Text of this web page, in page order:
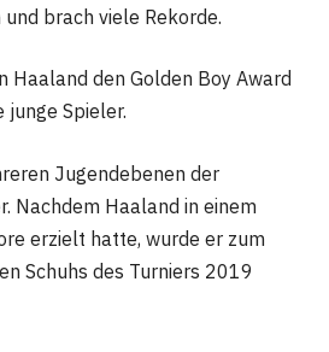
brach viele Rekorde.
Haaland den Golden Boy Award
Spieler.
Jugendebenen der
Nachdem Haaland in einem
erzielt hatte, wurde er zum
Schuhs des Turniers 2019